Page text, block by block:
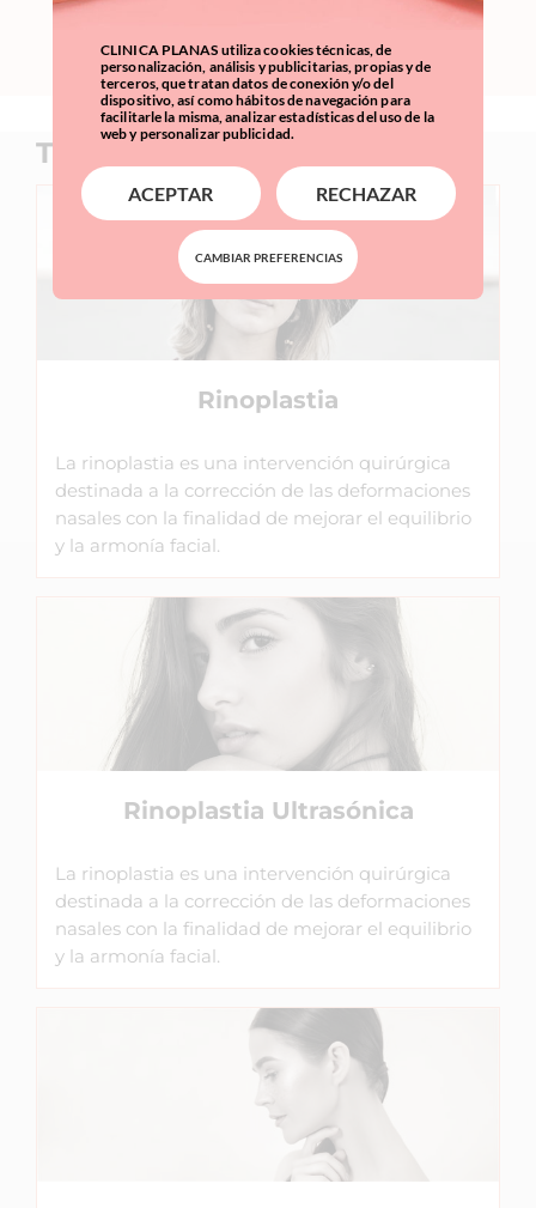
Tratamientos relacionados
Rinoplastia
La rinoplastia es una intervención quirúrgica
destinada a la corrección de las deformaciones
nasales con la finalidad de mejorar el equilibrio
y la armonía facial.
Rinoplastia Ultrasónica
La rinoplastia es una intervención quirúrgica
destinada a la corrección de las deformaciones
nasales con la finalidad de mejorar el equilibrio
y la armonía facial.
CLINICA PLANAS utiliza cookies técnicas, de
personalización, análisis y publicitarias, propias y de
terceros, que tratan datos de conexión y/o del
dispositivo, así como hábitos de navegación para
facilitarle la misma, analizar estadísticas del uso de la
web y personalizar publicidad.
ACEPTAR RECHAZAR
CAMBIAR PREFERENCIAS